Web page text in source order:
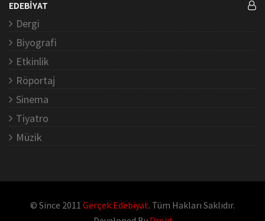
EDEBİYAT
Dergi
Biyografi
Etkinlik
Röportaj
Sinema
Tiyatro
Müzik
© Since 2011 Gerçek Edebiyat. Tüm Hakları Saklıdır.